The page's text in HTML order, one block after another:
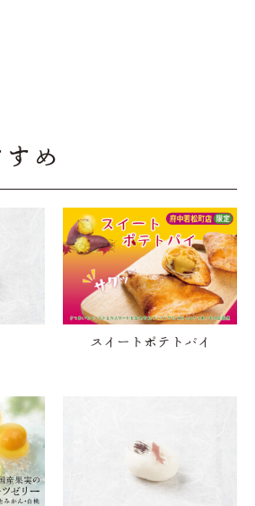
め
スイートポテトパイ